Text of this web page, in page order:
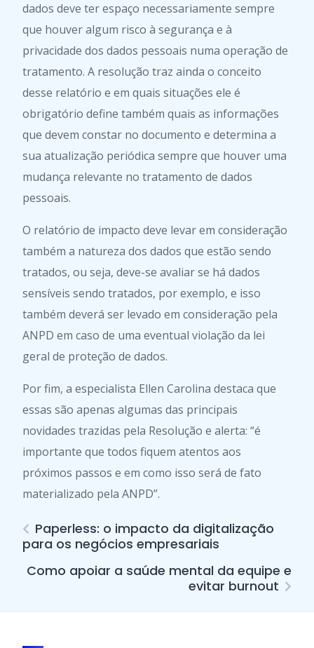
dados deve ter espaço necessariamente sempre
que houver algum risco à segurança e à
privacidade dos dados pessoais numa operação de
tratamento. A resolução traz ainda o conceito
desse relatório e em quais situações ele é
obrigatório define também quais as informações
que devem constar no documento e determina a
sua atualização periódica sempre que houver uma
mudança relevante no tratamento de dados
pessoais.
O relatório de impacto deve levar em consideração
também a natureza dos dados que estão sendo
tratados, ou seja, deve-se avaliar se há dados
sensíveis sendo tratados, por exemplo, e isso
também deverá ser levado em consideração pela
ANPD em caso de uma eventual violação da lei
geral de proteção de dados.
Por fim, a especialista Ellen Carolina destaca que
essas são apenas algumas das principais
novidades trazidas pela Resolução e alerta: “é
importante que todos fiquem atentos aos
próximos passos e em como isso será de fato
materializado pela ANPD”.
Paperless: o impacto da digitalização
para os negócios empresariais
Como apoiar a saúde mental da equipe e
evitar burnout